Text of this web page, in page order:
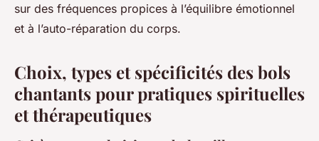
sur des fréquences propices à l’équilibre émotionnel
et à l’auto-réparation du corps.
Choix, types et spécificités des bols
chantants pour pratiques spirituelles
et thérapeutiques